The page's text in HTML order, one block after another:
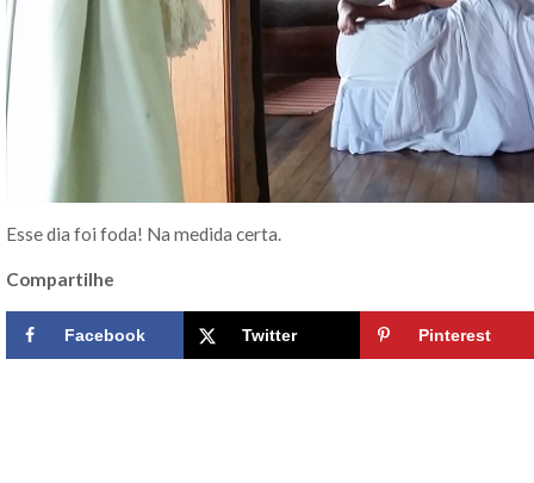
Esse dia foi foda! Na medida certa.
Compartilhe
Facebook Twitter Pinterest